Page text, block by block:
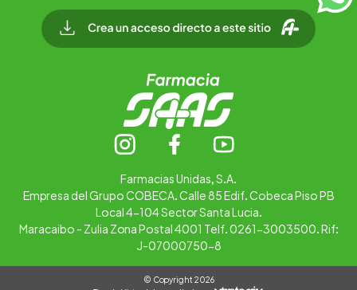
Alimentos
Cuidado personal
Hogar
Infantil
Medicamentos
Farmacias Unidas, S.A.
Empresa del Grupo COBECA. Calle 85 Edif. Cobeca Piso PB
Local 4-104 Sector Santa Lucia.
Maracaibo - Zulia Zona Postal 4001 Telf. 0261-3003500. Rif:
J-07000750-8
© Copyright 2026